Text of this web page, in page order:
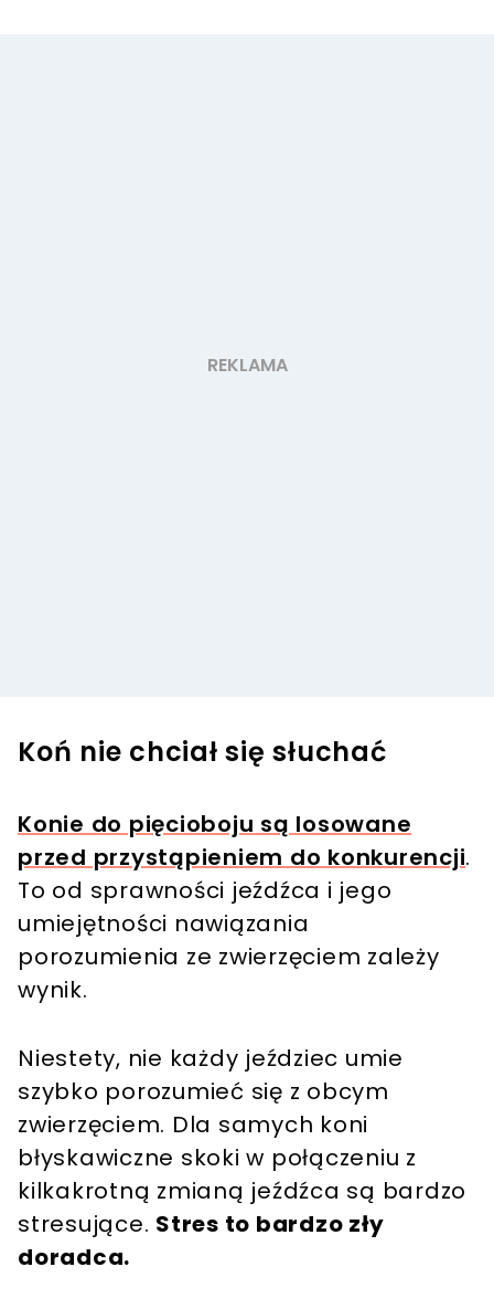
Koń nie chciał się słuchać
Konie do pięcioboju są losowane
przed przystąpieniem do konkurencji.
To od sprawności jeźdźca i jego
umiejętności nawiązania
porozumienia ze zwierzęciem zależy
wynik.
Niestety, nie każdy jeździec umie
szybko porozumieć się z obcym
zwierzęciem. Dla samych koni
błyskawiczne skoki w połączeniu z
kilkakrotną zmianą jeźdźca są bardzo
stresujące. Stres to bardzo zły
doradca.